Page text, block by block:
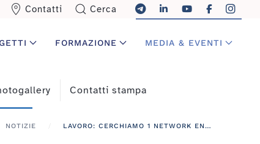
Contatti Cerca
FORMAZIONE MEDIA & EVENTI
Contatti stampa
NOTIZIE LAVORO: CERCHIAMO 1 NETWORK ENGINEER PER LA SEDE DI ROMA